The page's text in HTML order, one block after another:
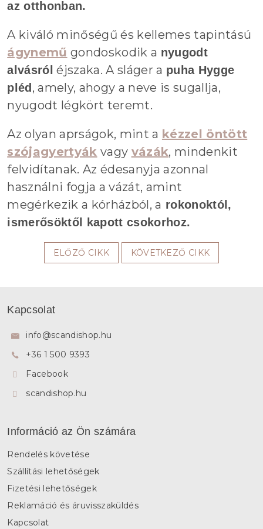
az otthonban.
A kiváló minőségű és kellemes tapintású
ágynemű gondoskodik a nyugodt
alvásról éjszaka. A sláger a puha Hygge
pléd , amely, ahogy a neve is sugallja,
nyugodt légkört teremt.
Az olyan aprságok, mint a kézzel öntött
szójagyertyák vagy vázák, mindenkit
felvidítanak. Az édesanyja azonnal
használni fogja a vázát, amint
megérkezik a kórházból, a rokonoktól,
ismerősöktől kapott csokorhoz.
ELŐZŐ CIKK KÖVETKEZŐ CIKK
Kapcsolat
info@scandishop.hu
+36 1 500 9393
Facebook
scandishop.hu
Információ az Ön számára
Rendelés követése
Szállítási lehetőségek
Fizetési lehetőségek
Reklamáció és áruvisszaküldés
Kapcsolat